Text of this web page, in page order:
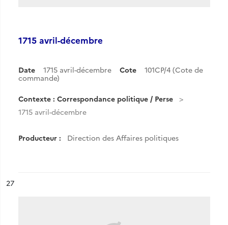
1715 avril-décembre
Date 1715 avril-décembre Cote
101CP/4 (Cote de
commande)
Contexte : Correspondance politique / Perse
1715 avril-décembre
Producteur : Direction des Affaires politiques
n°
27